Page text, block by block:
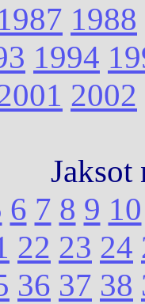
1988
1994
2002
Jaksot
6 7 8 9 10
22 23 24
36 37 38